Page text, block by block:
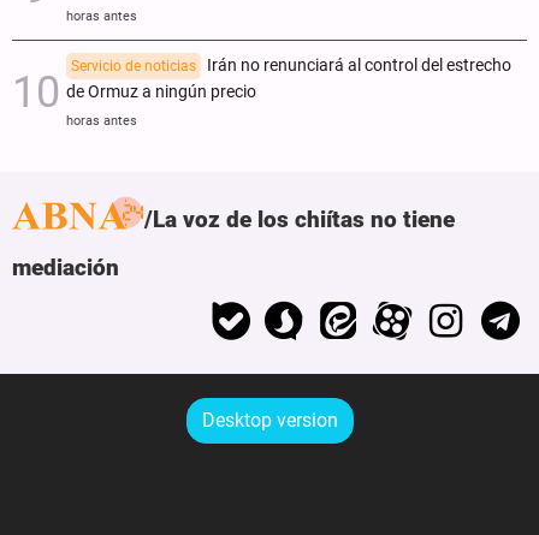
horas antes
Servicio de noticias
Irán no renunciará al control del estrecho
de Ormuz a ningún precio
horas antes
La voz de los chiítas no tiene
mediación
Desktop version